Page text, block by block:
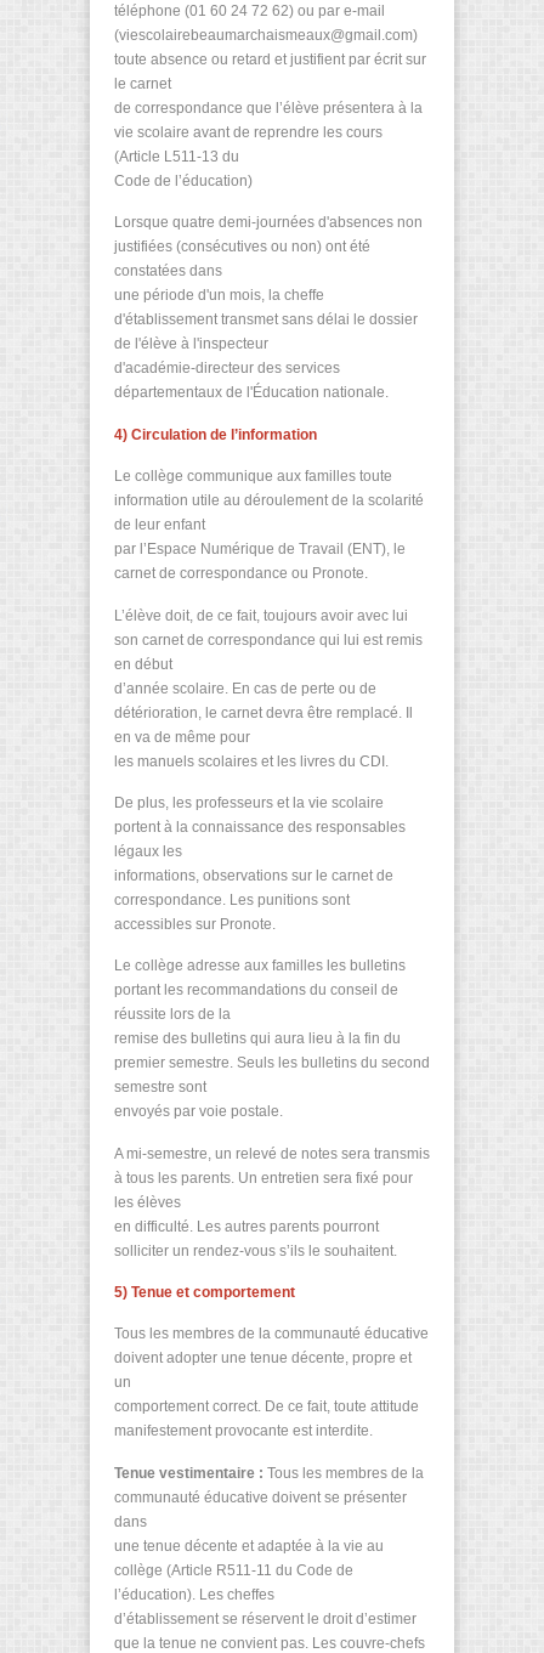
téléphone (01 60 24 72 62) ou par e-mail
(viescolairebeaumarchaismeaux@gmail.com)
toute absence ou retard et justifient par écrit sur
le carnet
de correspondance que l’élève présentera à la
vie scolaire avant de reprendre les cours
(Article L511-13 du
Code de l’éducation)
Lorsque quatre demi-journées d'absences non
justifiées (consécutives ou non) ont été
constatées dans
une période d'un mois, la cheffe
d'établissement transmet sans délai le dossier
de l'élève à l'inspecteur
d'académie-directeur des services
départementaux de l'Éducation nationale.
4) Circulation de l’information
Le collège communique aux familles toute
information utile au déroulement de la scolarité
de leur enfant
par l’Espace Numérique de Travail (ENT), le
carnet de correspondance ou Pronote.
L’élève doit, de ce fait, toujours avoir avec lui
son carnet de correspondance qui lui est remis
en début
d’année scolaire. En cas de perte ou de
détérioration, le carnet devra être remplacé. Il
en va de même pour
les manuels scolaires et les livres du CDI.
De plus, les professeurs et la vie scolaire
portent à la connaissance des responsables
légaux les
informations, observations sur le carnet de
correspondance. Les punitions sont
accessibles sur Pronote.
Le collège adresse aux familles les bulletins
portant les recommandations du conseil de
réussite lors de la
remise des bulletins qui aura lieu à la fin du
premier semestre. Seuls les bulletins du second
semestre sont
envoyés par voie postale.
A mi-semestre, un relevé de notes sera transmis
à tous les parents. Un entretien sera fixé pour
les élèves
en difficulté. Les autres parents pourront
solliciter un rendez-vous s’ils le souhaitent.
5) Tenue et comportement
Tous les membres de la communauté éducative
doivent adopter une tenue décente, propre et
un
comportement correct. De ce fait, toute attitude
manifestement provocante est interdite.
Tenue vestimentaire : Tous les membres de la
communauté éducative doivent se présenter
dans
une tenue décente et adaptée à la vie au
collège (Article R511-11 du Code de
l’éducation). Les cheffes
d’établissement se réservent le droit d’estimer
que la tenue ne convient pas. Les couvre-chefs